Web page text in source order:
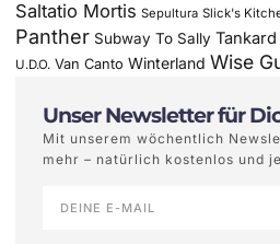
Saltatio Mortis Sepultura Slick's
Panther Subway To Sally Tankard
U.D.O. Van Canto Winterland Wise
Unser Newsletter für
Mit unserem wöchentlich
mehr – natürlich kostenlos und